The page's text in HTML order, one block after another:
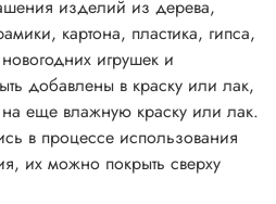
изделий из дерева,
картона, пластика, гипса,
игрушек и
добавлены в краску или лак,
еще влажную краску или лак.
в процессе использования
их можно покрыть сверху